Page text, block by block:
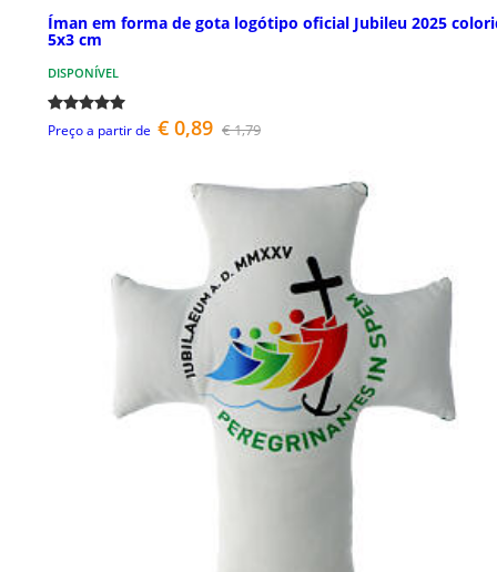
Íman em forma de gota logótipo oficial Jubileu 2025
5x3 cm
DISPONÍVEL
Preço a partir de € 0,89 € 1,79